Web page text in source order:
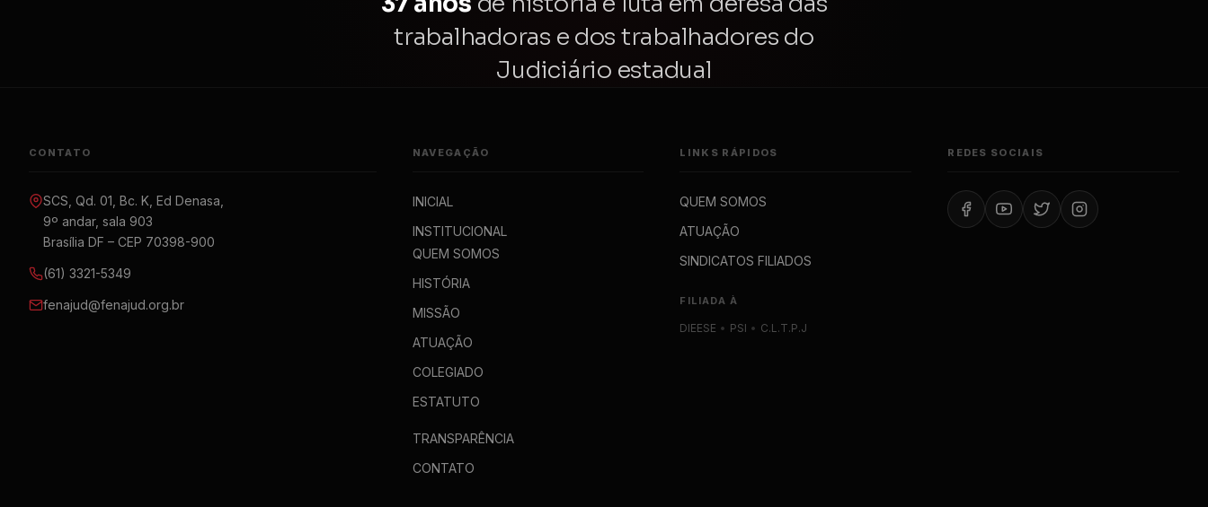
trabalhadoras e dos trabalhadores do
Judiciário estadual
CONTATO
SCS, Qd. 01, Bc. K, Ed Denasa,
9º andar, sala 903
Brasília DF – CEP 70398-900
(61) 3321-5349
fenajud@fenajud.org.br
NAVEGAÇÃO
INICIAL
INSTITUCIONAL
QUEM SOMOS
HISTÓRIA
MISSÃO
ATUAÇÃO
COLEGIADO
ESTATUTO
TRANSPARÊNCIA
CONTATO
LINKS RÁPIDOS
QUEM SOMOS
ATUAÇÃO
SINDICATOS FILIADOS
FILIADA À
DIEESE • PSI • C.L.T.P.J
REDES SOCIAIS